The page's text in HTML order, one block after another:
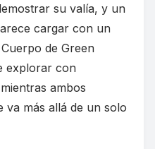
su valía, y un
cargar con un
de Green
explorar con
ambos
va más allá de un solo